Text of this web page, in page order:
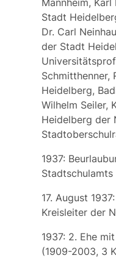
Stadt
Dr. Carl
der Stadt
Schmitthenner,
Heidelberg,
Wilhelm Seiler,
Heidelberg der
1937:
Stadtschulamts
17. August 1937:
Kreisleiter der
1937: 2. Ehe mit
(1909-2003, 3